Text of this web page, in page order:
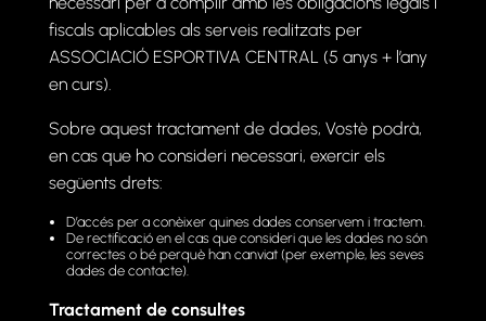
fiscals aplicables als serveis realitzats per
ASSOCIACIÓ ESPORTIVA CENTRAL (5 anys + l’any
en curs).
Sobre aquest tractament de dades, Vostè podrà,
en cas que ho consideri necessari, exercir els
següents drets:
D’accés per a conèixer quines dades conservem i tractem.
De rectificació en el cas que consideri que les dades no són
correctes o bé perquè han canviat (per exemple, les seves
dades de contacte).
Tractament de consultes